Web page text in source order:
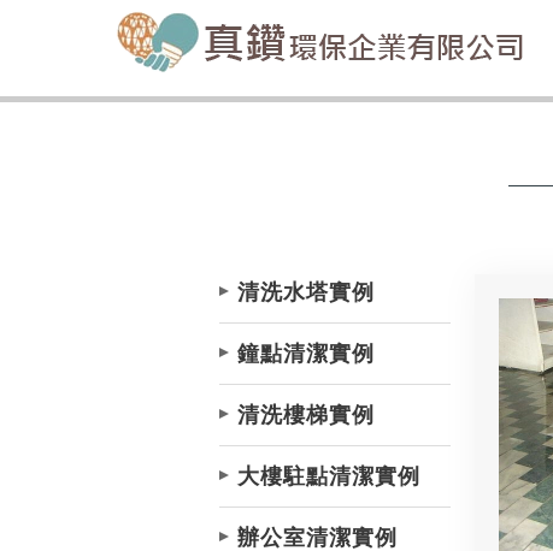
清洗水塔實例
鐘點清潔實例
清洗樓梯實例
大樓駐點清潔實例
辦公室清潔實例